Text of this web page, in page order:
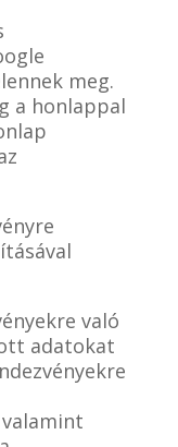
meg.
a honlappal
való
adatokat